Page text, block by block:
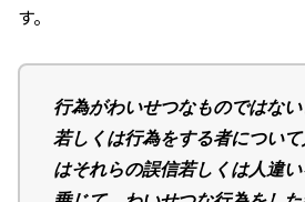
す。
行為がわいせつなものではない
若しくは行為をする者につい
はそれらの誤信若しくは人違